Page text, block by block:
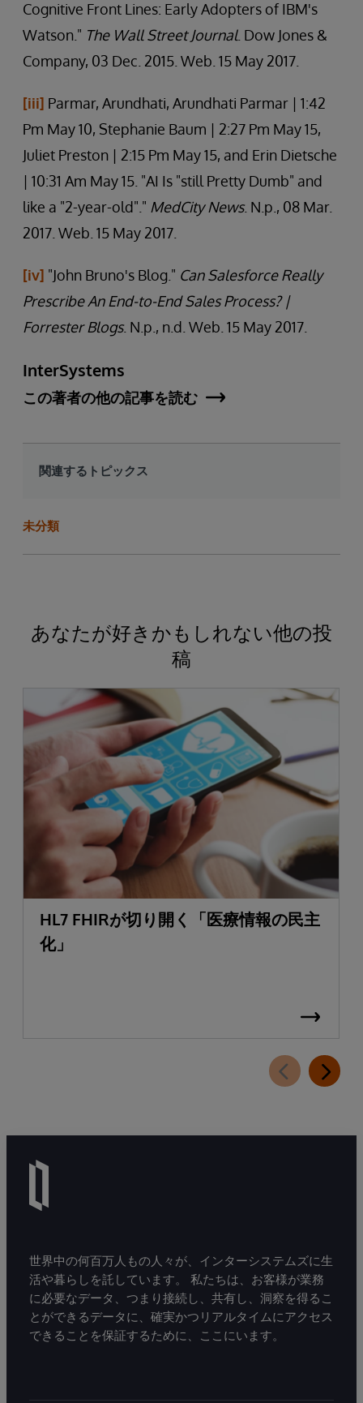
Cognitive Front Lines: Early Adopters of IBM's
Watson." The Wall Street Journal. Dow Jones &
Company, 03 Dec. 2015. Web. 15 May 2017.
[iii] Parmar, Arundhati, Arundhati Parmar | 1:42
Pm May 10, Stephanie Baum | 2:27 Pm May 15,
Juliet Preston | 2:15 Pm May 15, and Erin Dietsche
| 10:31 Am May 15. "AI Is "still Pretty Dumb" and
like a "2-year-old"." MedCity News. N.p., 08 Mar.
2017. Web. 15 May 2017.
[iv] "John Bruno's Blog." Can Salesforce Really
Prescribe An End-to-End Sales Process? |
Forrester Blogs. N.p., n.d. Web. 15 May 2017.
InterSystems
この著者の他の記事を読む
関連するトピックス
未分類
あなたが好きかもしれない他の投
稿
HL7 FHIRが切り開く「医療情報の民主
化」
世界中の何百万人もの人々が、インターシステムズに生
活や暮らしを託しています。 私たちは、お客様が業務
に必要なデータ、つまり接続し、共有し、洞察を得るこ
とができるデータに、確実かつリアルタイムにアクセス
できることを保証するために、ここにいます。